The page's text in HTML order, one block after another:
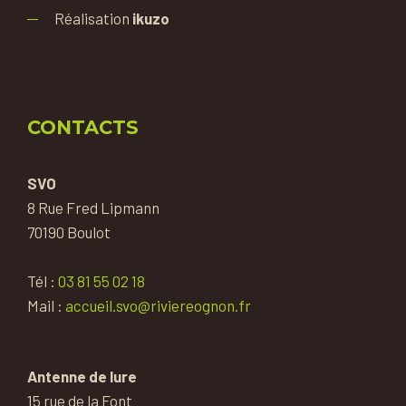
Réalisation ikuzo
CONTACTS
SVO
8 Rue Fred Lipmann
70190 Boulot
Tél : 03 81 55 02 18
Mail : accueil.svo@riviereognon.fr
Antenne de lure
15 rue de la Font